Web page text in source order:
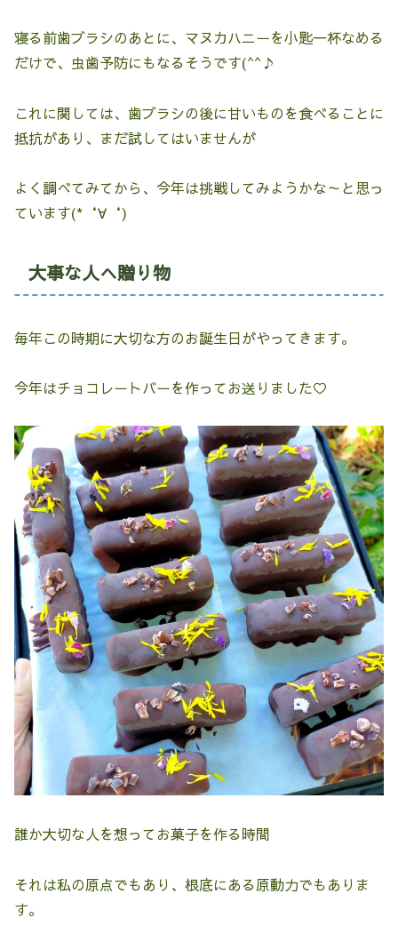
寝る前歯ブラシのあとに、マヌカハニーを小匙一杯なめる
だけで、虫歯予防にもなるそうです(^^♪
これに関しては、歯ブラシの後に甘いものを食べることに
抵抗があり、まだ試してはいませんが
よく調べてみてから、今年は挑戦してみようかな～と思っ
ています(*‘∀‘)
大事な人へ贈り物
毎年この時期に大切な方のお誕生日がやってきます。
今年はチョコレートバーを作ってお送りました♡
誰か大切な人を想ってお菓子を作る時間
それは私の原点でもあり、根底にある原動力でもありま
す。